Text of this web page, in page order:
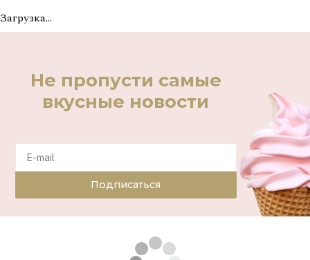
Загрузка...
Не пропусти самые
вкусные новости
Подписаться